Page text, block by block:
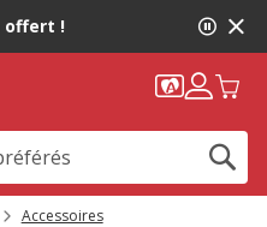
offert !
Accessoires